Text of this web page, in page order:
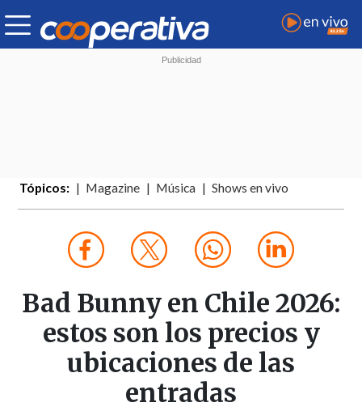
Tópicos: Magazine Música Shows en vivo
Bad Bunny en Chile 2026:
estos son los precios y
ubicaciones de las
entradas